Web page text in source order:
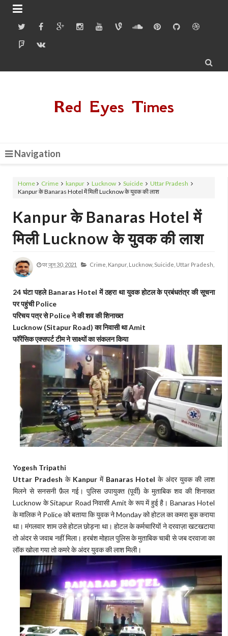


Red Eyes Times
Navigation
Home Crime kanpur Lucknow Suicide
Uttar Pradesh
Kanpur के Banaras Hotel में मिली Lucknow के युवक की लाश
Kanpur के Banaras Hotel में
मिली Lucknow के युवक की लाश
परजून 30, 2021 Crime, Kanpur, Lucknow, Suicide, Uttar Pradesh,
24 घंटा पहले Banaras Hotel में ठहरा था युवक होटल के प्रबंधतंत्र की सूचना
पर पहुंची Police
परिचय पत्र से Police ने की शव की शिनाख्त
Lucknow (Sitapur Road) का निवासी था Amit
फॉरेंसिक एक्सपर्ट टीम ने साक्ष्यों का संकलन किया
Yogesh Tripathi
Uttar Pradesh के Kanpurमें Banaras Hotelके अंदर युवक की लाश
मिलने से सनसनी फ़ैल गई। पुलिस उपायुक्त (पूर्वी) के मुताबिक शव की शिनाख्त
Lucknow के Sitapur Road निवासी Amit के रूप में हुई है। Banaras Hotel
के मालिक ने Police को बताया कि युवक ने Monday को होटल का कमरा बुक कराया
था। मंगलवार शाम उसे होटल छोड़ना था। होटल के कर्मचारियों ने दरवाज़ा खटखटाया
तो अंदर से जवाब नहीं मिला। हरबंंश मोहाल पुलिस के मुताबिक चाबी से जब दरवाजा का
लॉक खोला गया तो कमरे के अंदर युवक की लाश मिली।